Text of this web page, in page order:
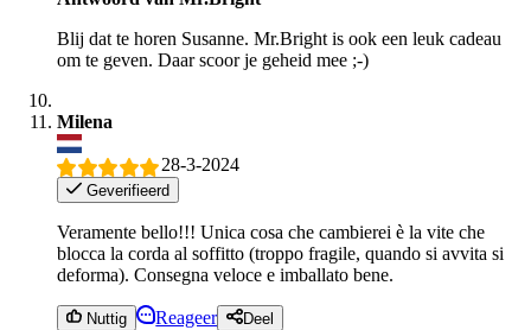
Blij dat te horen Susanne. Mr.Bright is ook een leuk cadeau
om te geven. Daar scoor je geheid mee ;-)
Milena
28-3-2024
Geverifieerd
Veramente bello!!! Unica cosa che cambierei è la vite che
blocca la corda al soffitto (troppo fragile, quando si avvita si
deforma). Consegna veloce e imballato bene.
Nuttig Reageer Deel